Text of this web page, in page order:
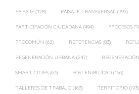
PAISAJE (128) PAISAJE TRANSVERSAL (399)
PARTICIPACIÓN CIUDADANA (494) PROCESOS
PROCOMÚN (62) REFERENCIAS (83)
REGENERACIÓN URBANA (247)
SMART CITIES (63) SOSTENIBILIDAD (166)
TALLERES DE TRABAJO (163) TERRITORIO (193)